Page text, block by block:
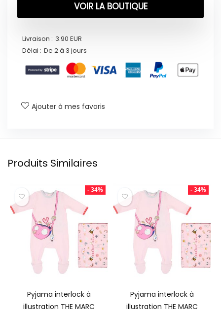
VOIR LA BOUTIQUE
Livraison : 3.90 EUR
Délai : De 2 à 3 jours
Ajouter à mes favoris
Produits Similaires
- 34%
Pyjama interlock à
illustration THE MARC
- 34%
Pyjama interlock à
illustration THE MARC